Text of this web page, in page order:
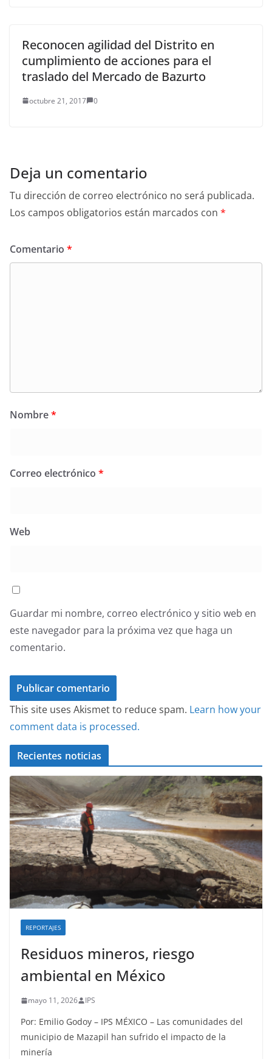
Reconocen agilidad del Distrito en
cumplimiento de acciones para el
traslado del Mercado de Bazurto
octubre 21, 2017 0
Deja un comentario
Tu dirección de correo electrónico no será publicada.
Los campos obligatorios están marcados con *
Comentario *
Nombre*
Correo electrónico *
Web
Guardar mi nombre, correo electrónico y sitio web en
este navegador para la próxima vez que haga un
comentario.
This site uses Akismet to reduce spam. Learn how your
comment data is processed.
Recientes noticias
REPORTAJES
Residuos mineros, riesgo
ambiental en México
mayo 11, 2026 IPS
Por: Emilio Godoy – IPS MÉXICO – Las comunidades del
municipio de Mazapil han sufrido el impacto de la
minería